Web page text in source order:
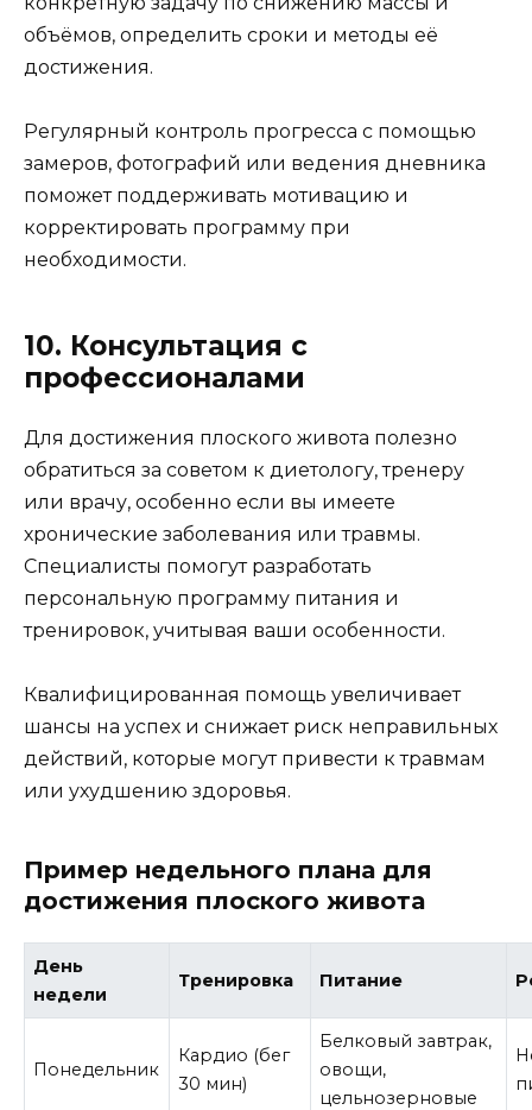
объёмов, определить сроки и методы её
достижения.
Регулярный контроль прогресса с помощью
замеров, фотографий или ведения дневника
поможет поддерживать мотивацию и
корректировать программу при
необходимости.
10. Консультация с
профессионалами
Для достижения плоского живота полезно
обратиться за советом к диетологу, тренеру
или врачу, особенно если вы имеете
хронические заболевания или травмы.
Специалисты помогут разработать
персональную программу питания и
тренировок, учитывая ваши особенности.
Квалифицированная помощь увеличивает
шансы на успех и снижает риск неправильных
действий, которые могут привести к травмам
или ухудшению здоровья.
Пример недельного плана для
достижения плоского живота
День
недели
Тренировка Питание
Понедельник
Кардио (бег
30 мин)
Белковый завтрак,
овощи,
цельнозерновые